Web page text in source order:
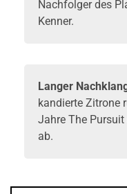
Nachfolger des
Kenner.
Langer
kandierte Zitrone
Jahre The
ab.